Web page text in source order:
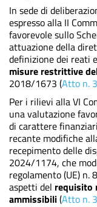
In sede di
espresso alla II
favorevole sullo
attuazione della
definizione dei reati
misure restrittive
2018/1673 (Atto n.
Per i rilievi alla VI
unavalutazione
di carattere
recante modifiche
recepimento delle
2024/1174, che
regolamento (UE)
aspetti del requisito
ammissibili(Atto n.